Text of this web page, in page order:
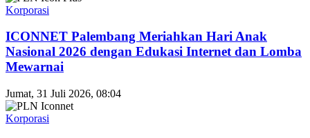
Korporasi
ICONNET Palembang Meriahkan Hari Anak
Nasional 2026 dengan Edukasi Internet dan Lomba
Mewarnai
Jumat, 31 Juli 2026, 08:04
Korporasi